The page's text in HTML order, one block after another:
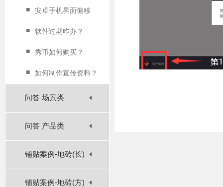
■ 安卓手机界面偏移
■ 软件过期咋办？
■ 秀币如何购买？
■ 如何制作宣传资料？
问答 场景类
问答 产品类
铺贴案例-地砖(长)
铺贴案例-地砖(方)